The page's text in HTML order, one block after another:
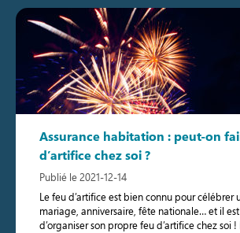
Assurance habitation : peut-on
d’artifice chez soi ?
Publié le 2021-12-14
Le feu d’artifice est bien connu pour célébrer
mariage, anniversaire, fête nationale… et il
d’organiser son propre feu d’artifice chez soi